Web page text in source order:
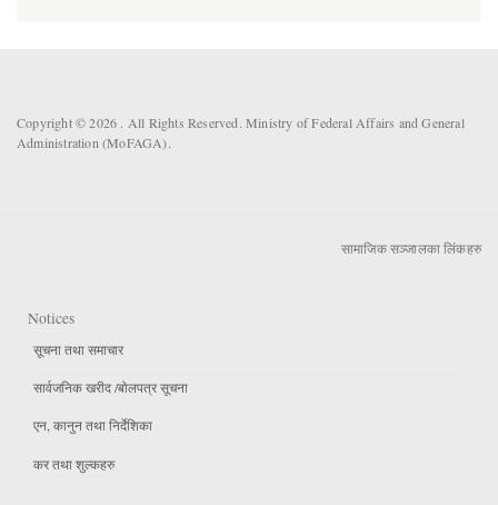
Copyright © 2026 . All Rights Reserved. Ministry of Federal Affairs and General
Administration (MoFAGA).
सामाजिक सञ्जालका लिंकहरु
Notices
सूचना तथा समाचार
सार्वजनिक खरीद /बोलपत्र सूचना
एन, कानुन तथा निर्देशिका
कर तथा शुल्कहरु